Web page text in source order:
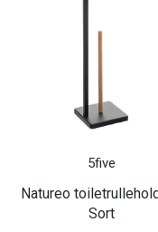
5five
Natureo
Sort